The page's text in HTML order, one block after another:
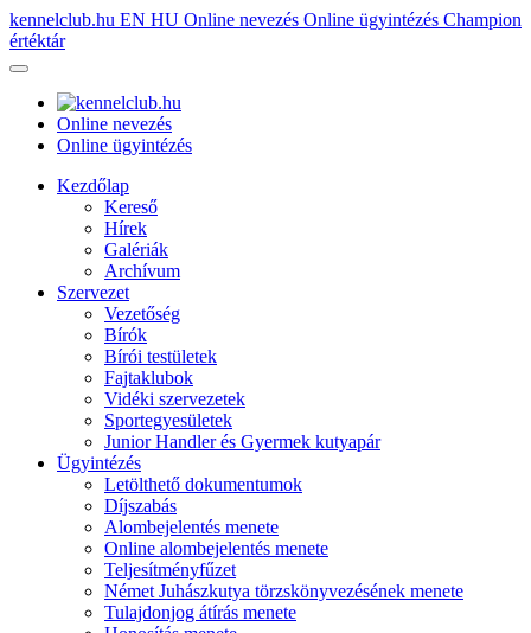
kennelclub.hu EN HU Online nevezés Online ügyintézés Champion
értéktár
Online nevezés
Online ügyintézés
Kezdőlap
Kereső
Hírek
Galériák
Archívum
Szervezet
Vezetőség
Bírók
Bírói testületek
Fajtaklubok
Vidéki szervezetek
Sportegyesületek
Junior Handler és Gyermek kutyapár
Ügyintézés
Letölthető dokumentumok
Díjszabás
Alombejelentés menete
Online alombejelentés menete
Teljesítményfűzet
Német Juhászkutya törzskönyvezésének menete
Tulajdonjog átírás menete